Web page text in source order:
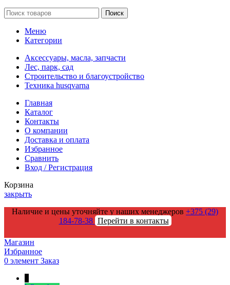
Поиск
Меню
Категории
Аксессуары, масла, запчасти
Лес, парк, сад
Строительство и благоустройство
Техника husqvarna
Главная
Каталог
Контакты
О компании
Доставка и оплата
Избранное
Сравнить
Вход / Регистрация
Корзина
закрыть
Наличие и цены уточняйте у наших менеджеров +375 (29)
184-78-38 Перейти в контакты
Магазин
Избранное
0 элемент Заказ